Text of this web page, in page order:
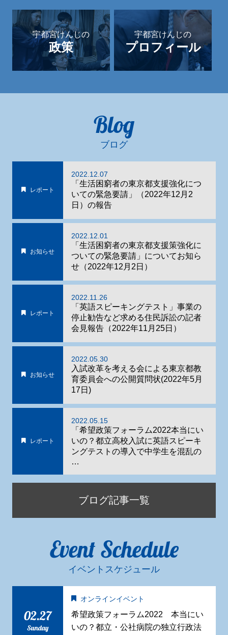
宇都宮けんじの
政策
宇都宮けんじの
プロフィール
Blog
ブログ
レポート
2022.12.07
「生活困窮者の東京都支援強化につ
いての緊急要請」（2022年12月2
日）の報告
お知らせ
2022.12.01
「生活困窮者の東京都支援策強化に
ついての緊急要請」についてお知ら
せ（2022年12月2日）
レポート
2022.11.26
「英語スピーキングテスト」事業の
停止勧告など求める住民訴訟の記者
会見報告（2022年11月25日）
お知らせ
2022.05.30
入試改革を考える会による東京都教
育委員会への公開質問状(2022年5月
17日)
レポート
2022.05.15
「希望政策フォーラム2022本当にい
いの？都立高校入試に英語スピーキ
ングテストの導入で中学生を混乱の
…
ブログ記事一覧
Event Schedule
イベントスケジュール
02.27
Sunday
オンラインイベント
希望政策フォーラム2022 本当にい
いの？都立・公社病院の独立行政法